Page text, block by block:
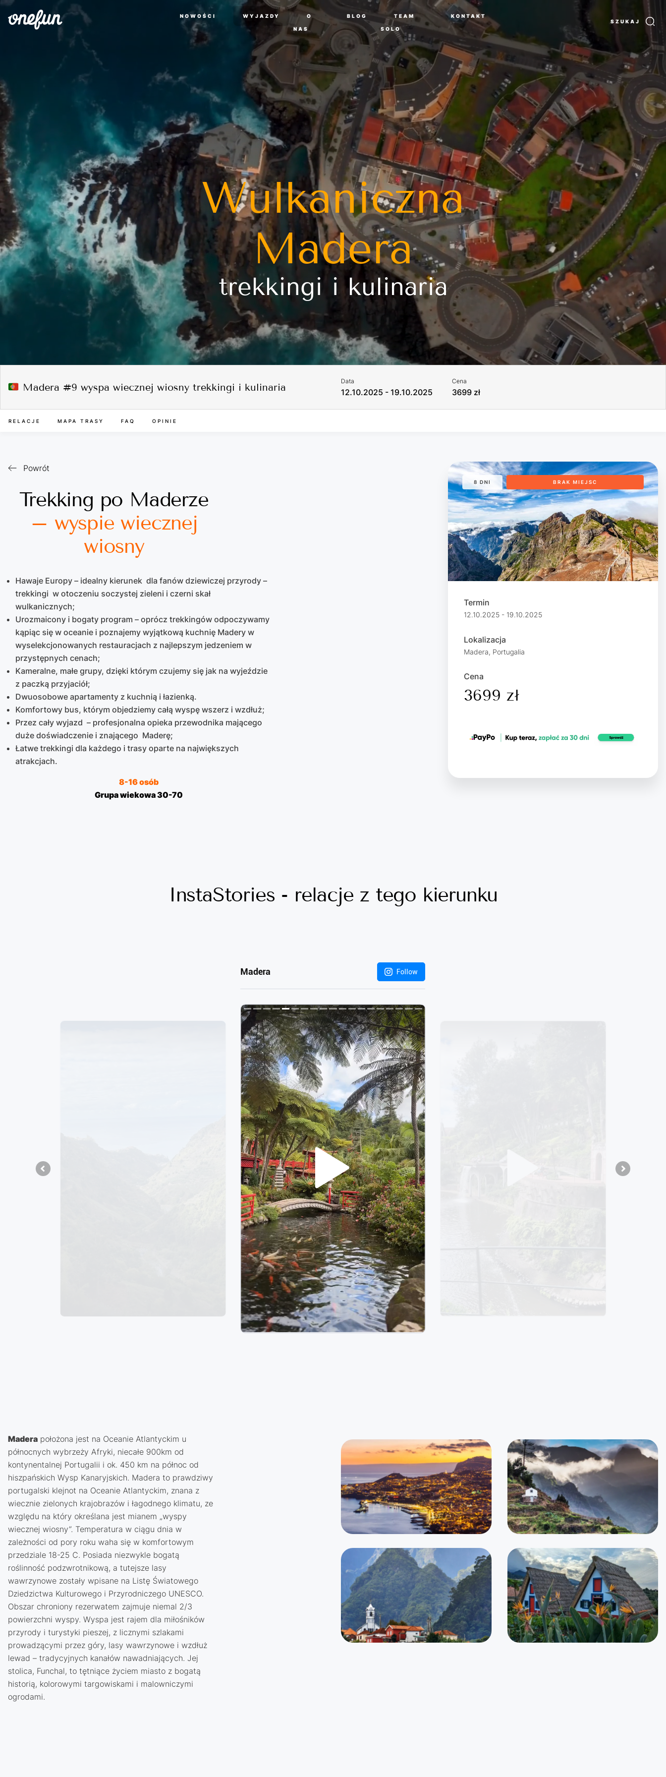
NOWOŚCI WYJAZDY O
NAS
BLOG TEAM
SOLO
KONTAKT
SZUKAJ
Wulkaniczna
Madera
trekkingi i kulinaria
Madera #9 wyspa wiecznej wiosny trekkingi i kulinaria
Data
12.10.2025 - 19.10.2025
Cena
3699 zł
RELACJE MAPA TRASY FAQ OPINIE
Powrót
Trekking po Maderze
– wyspie wiecznej
wiosny
Hawaje Europy – idealny kierunek dla fanów dziewiczej przyrody –
trekkingi w otoczeniu soczystej zieleni i czerni skał
wulkanicznych;
Urozmaicony i bogaty program – oprócz trekkingów odpoczywamy
kąpiąc się w oceanie i poznajemy wyjątkową kuchnię Madery w
wyselekcjonowanych restauracjach z najlepszym jedzeniem w
przystępnych cenach;
Kameralne, małe grupy, dzięki którym czujemy się jak na wyjeździe
z paczką przyjaciół;
Dwuosobowe apartamenty z kuchnią i łazienką.
Komfortowy bus, którym objedziemy całą wyspę wszerz i wzdłuż;
Przez cały wyjazd – profesjonalna opieka przewodnika mającego
duże doświadczenie i znającego Maderę;
Łatwe trekkingi dla każdego i trasy oparte na największych
atrakcjach.
8-16 osób
Grupa wiekowa 30-70
8 DNI BRAK MIEJSC
Termin
12.10.2025 - 19.10.2025
Lokalizacja
Madera, Portugalia
Cena
3699 zł
InstaStories - relacje z tego kierunku
Madera położona jest na Oceanie Atlantyckim u
północnych wybrzeży Afryki, niecałe 900km od
kontynentalnej Portugalii i ok. 450 km na północ od
hiszpańskich Wysp Kanaryjskich. Madera to prawdziwy
portugalski klejnot na Oceanie Atlantyckim, znana z
wiecznie zielonych krajobrazów i łagodnego klimatu, ze
względu na który określana jest mianem „wyspy
wiecznej wiosny”. Temperatura w ciągu dnia w
zależności od pory roku waha się w komfortowym
przedziale 18-25 C. Posiada niezwykle bogatą
roślinność podzwrotnikową, a tutejsze lasy
wawrzynowe zostały wpisane na Listę Światowego
Dziedzictwa Kulturowego i Przyrodniczego UNESCO.
Obszar chroniony rezerwatem zajmuje niemal 2/3
powierzchni wyspy. Wyspa jest rajem dla miłośników
przyrody i turystyki pieszej, z licznymi szlakami
prowadzącymi przez góry, lasy wawrzynowe i wzdłuż
lewad – tradycyjnych kanałów nawadniających. Jej
stolica, Funchal, to tętniące życiem miasto z bogatą
historią, kolorowymi targowiskami i malowniczymi
ogrodami.